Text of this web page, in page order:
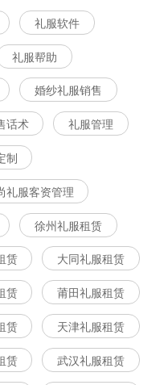
礼服软件
礼服帮助
婚纱礼服销售
话术 礼服管理
制
礼服客资管理
徐州礼服租赁
赁 大同礼服租赁
赁 莆田礼服租赁
赁 天津礼服租赁
赁 武汉礼服租赁